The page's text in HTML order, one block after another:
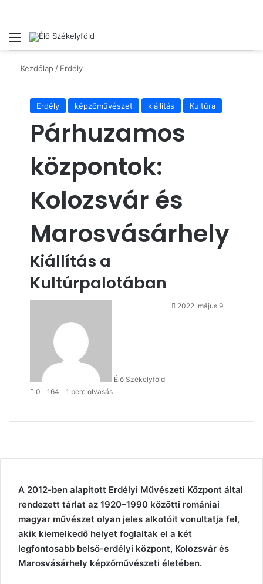
Menü
Kezdőlap / Erdély
Erdély képzőművészet kiállítás Kultúra
Párhuzamos
központok:
Kolozsvár és
Marosvásárhely
Kiállítás a
Kultúrpalotában
Élő Székelyföld
Send2022. május 9.
0 164 1 perc olvasás
A 2012-ben alapított Erdélyi Művészeti Központ által
rendezett tárlat az 1920–1990 közötti romániai
magyar művészet olyan jeles alkotóit vonultatja fel,
akik kiemelkedő helyet foglaltak el a két
legfontosabb belső-erdélyi központ, Kolozsvár és
Marosvásárhely képzőművészeti életében.